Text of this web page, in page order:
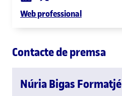
Web professional
Contacte de premsa
Núria Bigas Formatjé